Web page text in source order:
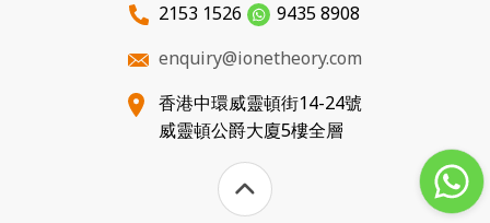
2153 1526
9435 8908
enquiry@ionetheory.com
香港中環威靈頓街14-24號
威靈頓公爵大廈5樓全層